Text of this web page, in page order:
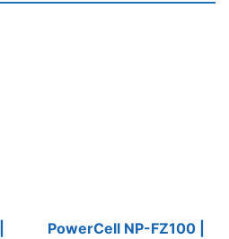
PowerCell NP-FZ100 |